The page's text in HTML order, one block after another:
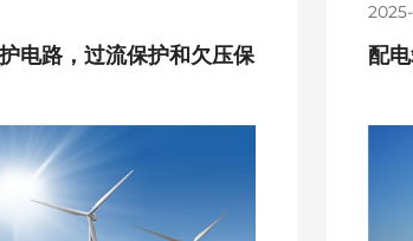
电路，过流保护和欠压保
配